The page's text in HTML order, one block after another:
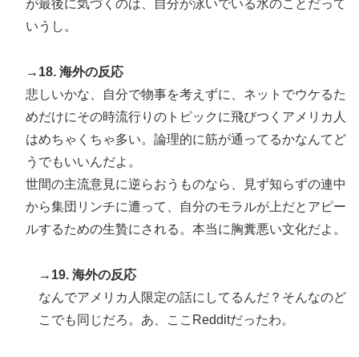
が最後に気づくのは、自分が泳いでいる水のことだって
いうし。
→18. 海外の反応
悲しいかな、自分で物事を考えずに、ネットでウケるた
めだけにその時流行りのトピックに飛びつくアメリカ人
はめちゃくちゃ多い。論理的に筋が通ってるかなんてど
うでもいいんだよ。
世間の主流意見に逆らおうものなら、見ず知らずの連中
から集団リンチに遭って、自分のモラルが上だとアピー
ルするための生贄にされる。本当に胸糞悪い文化だよ。
→19. 海外の反応
なんでアメリカ人限定の話にしてるんだ？そんなのど
こでも同じだろ。あ、ここRedditだったわ。